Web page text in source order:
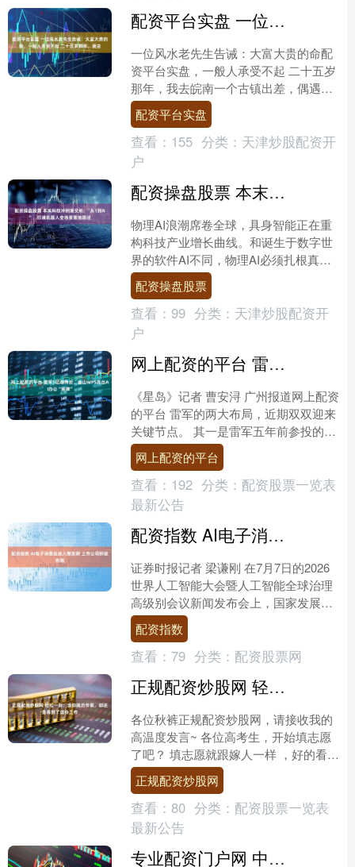
配资平台实盘 一位风水老先生告诫：大富大贵的命，一般人承受不起 二十五岁那年，我去
一位风水老先生告诫：大富大贵的命配
资平台实盘，一般人承受不起 二十五岁
那年，我去皖南一个古镇出差，偶遇一
位替人看了一辈子风水的老师傅。他八
十多岁，眼睛浑浊，但看....
配资平台实盘
查看： 155 分类： 天津炒股配资开
户
配资操盘股票 本末科技冲刺港交所: “从1到N”，打通机器人全场景落地路径
物理AI浪潮席卷全球，具身智能正在重
构科技产业增长曲线。和诞生于数字世
界的软件AI不同，物理AI必须扎根真实
生产生活场景兑现价值，稳定量产、成
本可控、商业模式可....
配资操盘股票
查看： 99 分类： 天津炒股配资开
户
网上配资的平台 雷军5亿增持后，金山WPS亮出AI办公“底牌”
《星岛》记者 曹安浔 广州报道网上配资
的平台 雷军的两大布局，近期双双迎来
关键节点。 其一是雷军五年前参投的宇
树科技已经于7月2日拿到证监会科创板
IPO注册批复....
网上配资的平台
查看： 192 分类： 配资股票一览表
最新公告
配资指数 AI电子消费品进入爆发期 上市公司积极布局
证券时报记者 梁谦刚 在7月7日的2026
世界人工智能大会暨人工智能全球治理
高级别会议新闻发布会上，国家发展改
革委创新和高技术发展司副司长王若蒙
表示，去年我国人....
配资指数
查看： 79 分类： 配资股票网
正规配资炒股网 轻松一刻：当你简历作假，却还是得到了这份工作
各位秋裤正规配资炒股网，请接收我的
高温度发言~ 各位高考生，开始填志愿
了吧？ 填志愿就跟嫁人一样 ，好的看不
上我 ，差的我不想嫁 ，家里还不让远嫁
。 专业这块....
正规配资炒股网
查看： 80 分类： 配资股票一览表
最新公告
专业配资门户网 中国第三个“米”字形高铁枢纽，来了